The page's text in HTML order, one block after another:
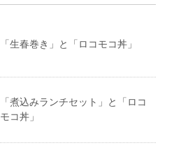
「生春巻き」と「ロコモコ丼」
「煮込みランチセット」と「ロコ
モコ丼」